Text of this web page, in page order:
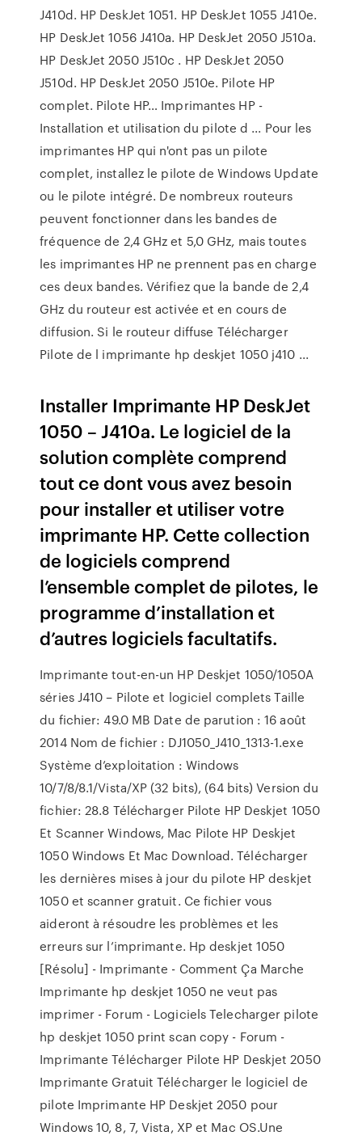
J410d. HP DeskJet 1051. HP DeskJet 1055 J410e.
HP DeskJet 1056 J410a. HP DeskJet 2050 J510a.
HP DeskJet 2050 J510c . HP DeskJet 2050
J510d. HP DeskJet 2050 J510e. Pilote HP
complet. Pilote HP… Imprimantes HP -
Installation et utilisation du pilote d ... Pour les
imprimantes HP qui n'ont pas un pilote
complet, installez le pilote de Windows Update
ou le pilote intégré. De nombreux routeurs
peuvent fonctionner dans les bandes de
fréquence de 2,4 GHz et 5,0 GHz, mais toutes
les imprimantes HP ne prennent pas en charge
ces deux bandes. Vérifiez que la bande de 2,4
GHz du routeur est activée et en cours de
diffusion. Si le routeur diffuse Télécharger
Pilote de l imprimante hp deskjet 1050 j410 ...
Installer Imprimante HP DeskJet
1050 – J410a. Le logiciel de la
solution complète comprend
tout ce dont vous avez besoin
pour installer et utiliser votre
imprimante HP. Cette collection
de logiciels comprend
l’ensemble complet de pilotes, le
programme d’installation et
d’autres logiciels facultatifs.
Imprimante tout-en-un HP Deskjet 1050/1050A
séries J410 – Pilote et logiciel complets Taille
du fichier: 49.0 MB Date de parution : 16 août
2014 Nom de fichier : DJ1050_J410_1313-1.exe
Système d’exploitation : Windows
10/7/8/8.1/Vista/XP (32 bits), (64 bits) Version du
fichier: 28.8 Télécharger Pilote HP Deskjet 1050
Et Scanner Windows, Mac Pilote HP Deskjet
1050 Windows Et Mac Download. Télécharger
les dernières mises à jour du pilote HP deskjet
1050 et scanner gratuit. Ce fichier vous
aideront à résoudre les problèmes et les
erreurs sur l’imprimante. Hp deskjet 1050
[Résolu] - Imprimante - Comment Ça Marche
Imprimante hp deskjet 1050 ne veut pas
imprimer - Forum - Logiciels Telecharger pilote
hp deskjet 1050 print scan copy - Forum -
Imprimante Télécharger Pilote HP Deskjet 2050
Imprimante Gratuit Télécharger le logiciel de
pilote Imprimante HP Deskjet 2050 pour
Windows 10, 8, 7, Vista, XP et Mac OS.Une